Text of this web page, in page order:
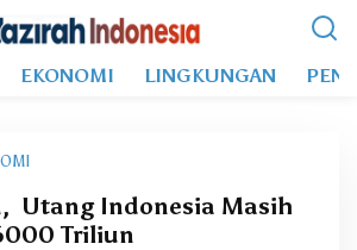
EKONOMI LINGKUNGAN
s
k
Utang Indonesia Masih
Triliun